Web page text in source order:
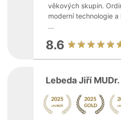
věkových skupin.
moderní technologie
...
8.6
Lebeda Jiří MUDr.